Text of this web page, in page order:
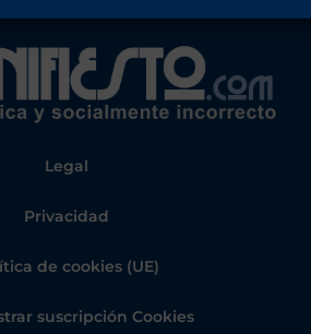
Legal
Privacidad
de cookies (UE)
suscripción Cookies